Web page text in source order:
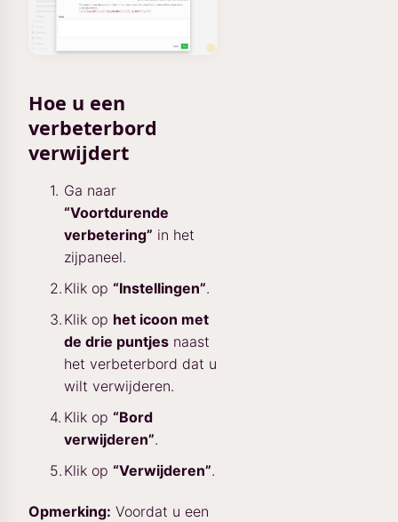
Hoe u een
verbeterbord
verwijdert
Ga naar
“Voortdurende
verbetering” in het
zijpaneel.
Klik op “Instellingen”.
Klik op het icoon met
de drie puntjes naast
het verbeterbord dat u
wilt verwijderen.
Klik op “Bord
verwijderen”.
Klik op “Verwijderen”.
Opmerking: Voordat u een